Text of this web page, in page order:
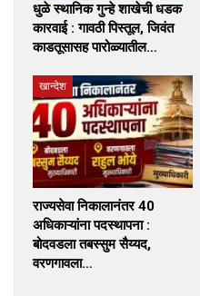
धुळे स्थानिक गुन्हे शाखेची धडक
कारवाई : गावठी पिस्तूल, जिवंत
काडतूसासह पारोळ्यातील…
खान्देश
राज्यसेवा निकालानंतर 40
अधिकाऱ्यांना पदस्थापना :
बोदवडला तबस्सुम सैय्यद,
वरणगावला…